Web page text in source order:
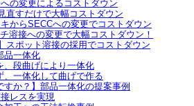
の変更によるコストダウン
直すだけで大幅コストダウン
からSECCへの変更でコストダウン
溶接への変更で大幅コストダウン！
スポット溶接の採用でコストダウン
品一体化
、段曲げにより一体化
、一体化して曲げで作る
すか？】部品一体化の提案事例
レスを実現